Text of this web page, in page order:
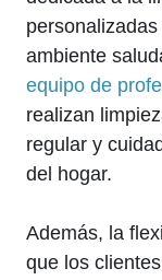
ambiente
equipo de
realizan
regular y
del hogar.
Además, la
que los